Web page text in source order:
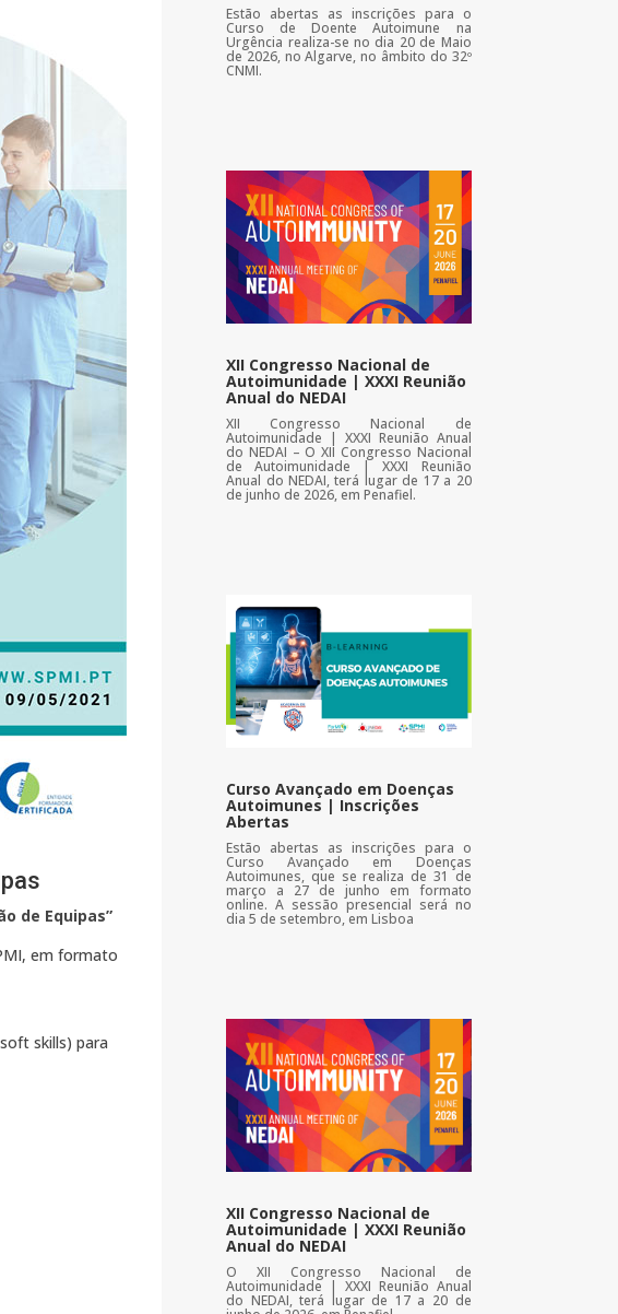
de Equipas”
em formato
skills) para
Estão abertas as inscrições para o
Curso de Doente Autoimune na
Urgência realiza-se no dia 20 de Maio
de 2026, no Algarve, no âmbito do 32º
CNMI.
XII Congresso Nacional de
Autoimunidade | XXXI Reunião
Anual do NEDAI
XII Congresso Nacional de
Autoimunidade | XXXI Reunião Anual
do NEDAI – O XII Congresso Nacional
de Autoimunidade | XXXI Reunião
Anual do NEDAI, terá lugar de 17 a 20
de junho de 2026, em Penafiel.
Curso Avançado em Doenças
Autoimunes | Inscrições
Abertas
Estão abertas as inscrições para o
Curso Avançado em Doenças
Autoimunes, que se realiza de 31 de
março a 27 de junho em formato
online. A sessão presencial será no
dia 5 de setembro, em Lisboa
XII Congresso Nacional de
Autoimunidade | XXXI Reunião
Anual do NEDAI
O XII Congresso Nacional de
Autoimunidade | XXXI Reunião Anual
do NEDAI, terá lugar de 17 a 20 de